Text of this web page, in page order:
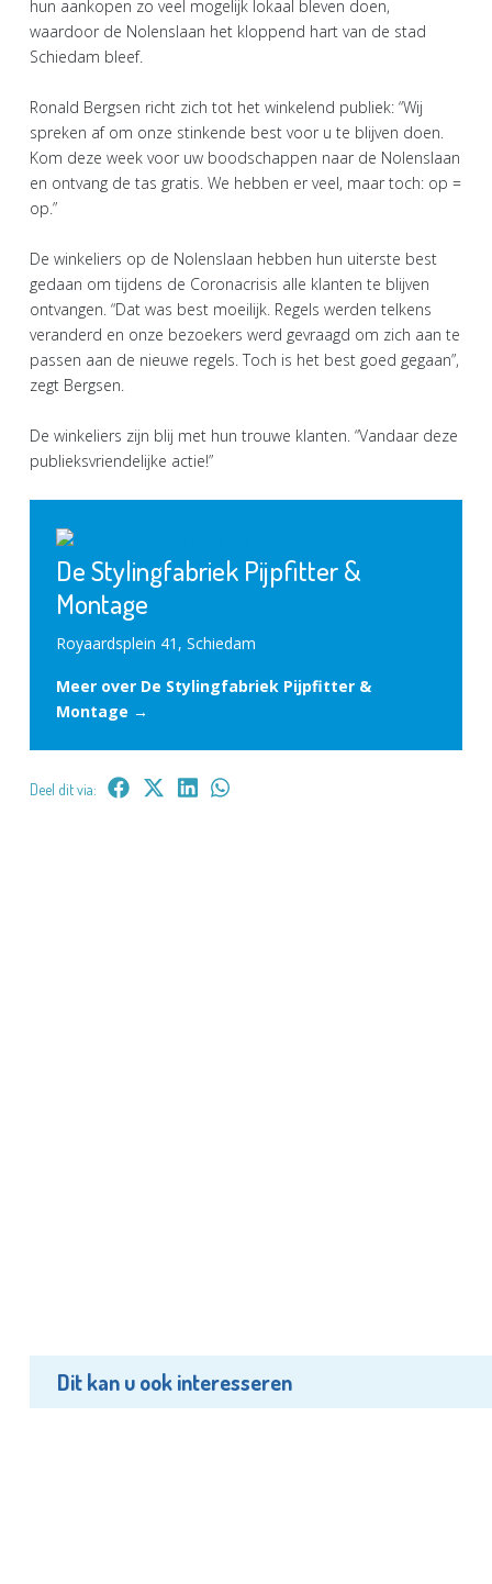
hun aankopen zo veel mogelijk lokaal bleven doen,
waardoor de Nolenslaan het kloppend hart van de stad
Schiedam bleef.
Ronald Bergsen richt zich tot het winkelend publiek: “Wij
spreken af om onze stinkende best voor u te blijven doen.
Kom deze week voor uw boodschappen naar de Nolenslaan
en ontvang de tas gratis. We hebben er veel, maar toch: op =
op.”
De winkeliers op de Nolenslaan hebben hun uiterste best
gedaan om tijdens de Coronacrisis alle klanten te blijven
ontvangen. “Dat was best moeilijk. Regels werden telkens
veranderd en onze bezoekers werd gevraagd om zich aan te
passen aan de nieuwe regels. Toch is het best goed gegaan”,
zegt Bergsen.
De winkeliers zijn blij met hun trouwe klanten. “Vandaar deze
publieksvriendelijke actie!”
De Stylingfabriek Pijpfitter &
Montage
Royaardsplein 41, Schiedam
Meer over De Stylingfabriek Pijpfitter &
Montage →
Deel dit via:
Dit kan u ook interesseren